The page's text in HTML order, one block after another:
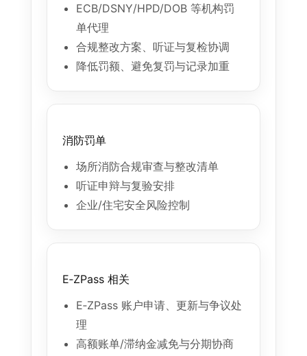
ECB/DSNY/HPD/DOB 等机构罚
单代理
合规整改方案、听证与复检协调
降低罚额、避免复罚与记录加重
消防罚单
场所消防合规审查与整改清单
听证申辩与复验安排
企业/住宅安全风险控制
E‑ZPass 相关
E‑ZPass 账户申请、更新与争议处
理
高额账单/滞纳金减免与分期协商